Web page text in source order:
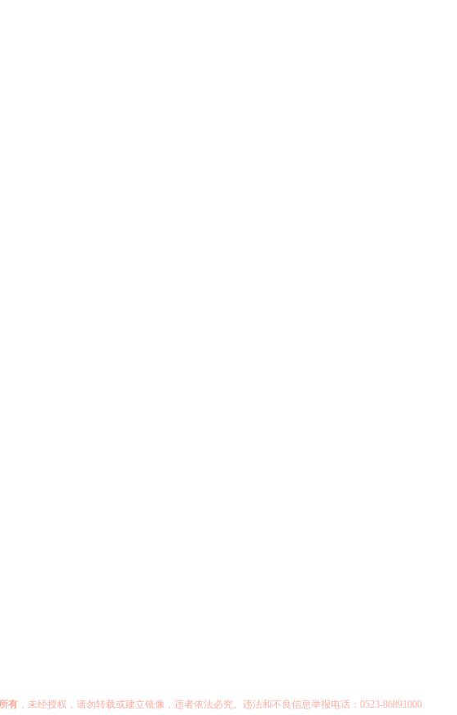
有 ，未经授权，请勿转载或建立镜像，违者依法必究。违法和不良信息举报电话：0523-86891000